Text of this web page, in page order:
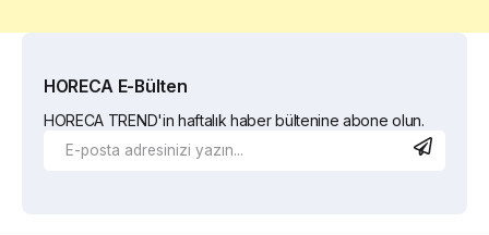
HORECA E-Bülten
HORECA TREND'in haftalık haber bültenine abone olun.